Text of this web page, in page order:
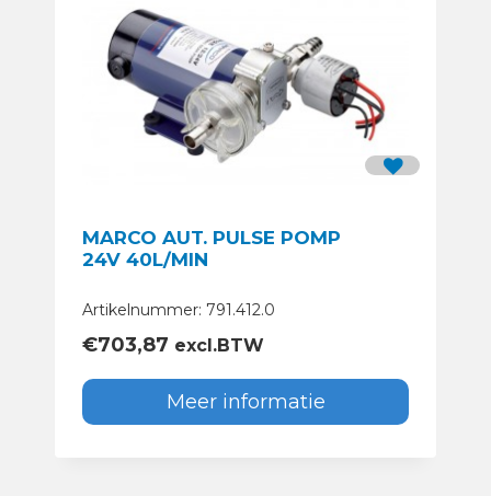
MARCO AUT. PULSE POMP
24V 40L/MIN
Artikelnummer: 791.412.0
€703,87 excl.BTW
Meer informatie